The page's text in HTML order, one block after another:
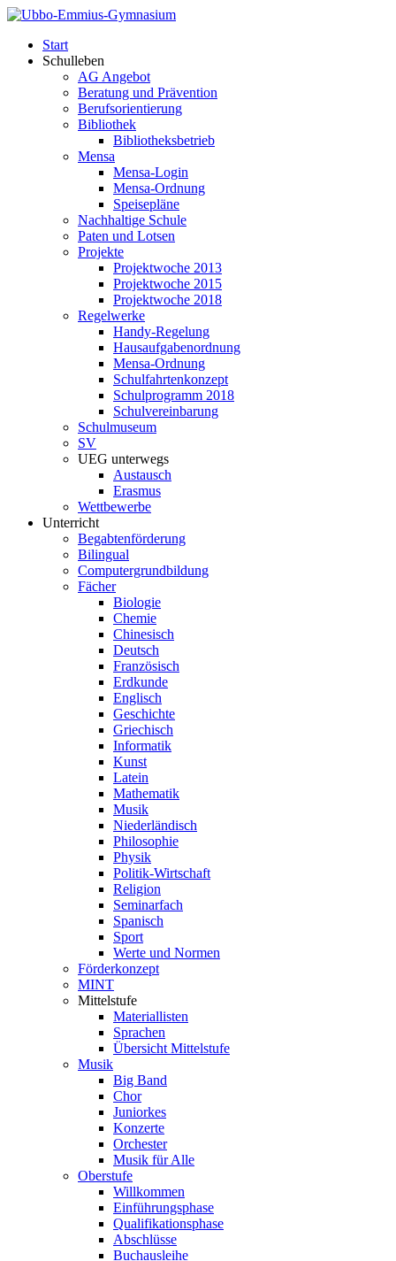
Start
Schulleben
AG Angebot
Beratung und Prävention
Berufsorientierung
Bibliothek
Bibliotheksbetrieb
Mensa
Mensa-Login
Mensa-Ordnung
Speisepläne
Nachhaltige Schule
Paten und Lotsen
Projekte
Projektwoche 2013
Projektwoche 2015
Projektwoche 2018
Regelwerke
Handy-Regelung
Hausaufgabenordnung
Mensa-Ordnung
Schulfahrtenkonzept
Schulprogramm 2018
Schulvereinbarung
Schulmuseum
SV
UEG unterwegs
Austausch
Erasmus
Wettbewerbe
Unterricht
Begabtenförderung
Bilingual
Computergrundbildung
Fächer
Biologie
Chemie
Chinesisch
Deutsch
Französisch
Erdkunde
Englisch
Geschichte
Griechisch
Informatik
Kunst
Latein
Mathematik
Musik
Niederländisch
Philosophie
Physik
Politik-Wirtschaft
Religion
Seminarfach
Spanisch
Sport
Werte und Normen
Förderkonzept
MINT
Mittelstufe
Materiallisten
Sprachen
Übersicht Mittelstufe
Musik
Big Band
Chor
Juniorkes
Konzerte
Orchester
Musik für Alle
Oberstufe
Willkommen
Einführungsphase
Qualifikationsphase
Abschlüsse
Buchausleihe